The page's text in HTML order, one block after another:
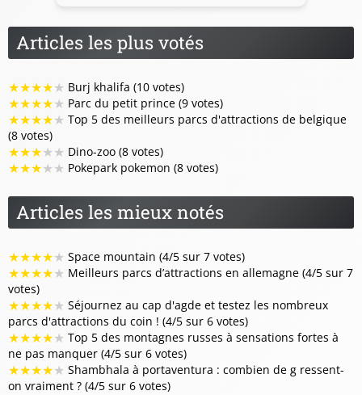
Articles les plus votés
★★★★★ Burj khalifa (10 votes)
★★★★★ Parc du petit prince (9 votes)
★★★★★ Top 5 des meilleurs parcs d'attractions de belgique
(8 votes)
★★★★★ Dino-zoo (8 votes)
★★★★★ Pokepark pokemon (8 votes)
Articles les mieux notés
★★★★★ Space mountain (4/5 sur 7 votes)
★★★★★ Meilleurs parcs d’attractions en allemagne (4/5 sur 7
votes)
★★★★★ Séjournez au cap d'agde et testez les nombreux
parcs d'attractions du coin ! (4/5 sur 6 votes)
★★★★★ Top 5 des montagnes russes à sensations fortes à
ne pas manquer (4/5 sur 6 votes)
★★★★★ Shambhala à portaventura : combien de g ressent-
on vraiment ? (4/5 sur 6 votes)